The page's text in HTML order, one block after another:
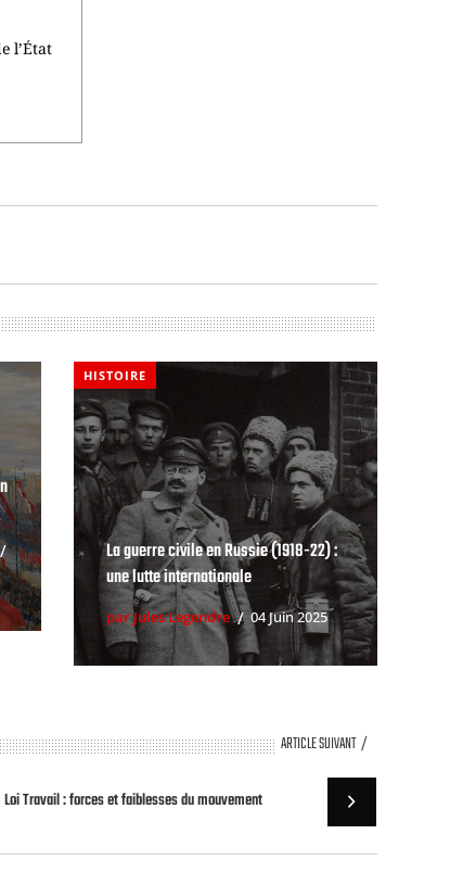
l’État
HISTOIRE
La guerre civile en Russie (1918-22) :
une lutte internationale
par Jules Legendre 04 Juin 2025
ARTICLE SUIVANT
Loi Travail : forces et faiblesses du mouvement